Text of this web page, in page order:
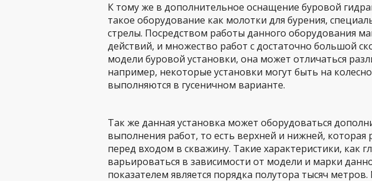
К тому же в дополнительное оснащение буровой
такое оборудование как молотки для бурения,
стрелы. Посредством работы данного оборудования
действий, и множество работ с достаточно большой
модели буровой установки, она может отличаться
например, некоторые установки могут быть на
выполняются в гусеничном варианте.
Так же данная установка может оборудоваться
выполнения работ, то есть верхней и нижней, которая
перед входом в скважину. Такие характеристики, как
варьироваться в зависимости от модели и марки
показателем является порядка полутора тысяч